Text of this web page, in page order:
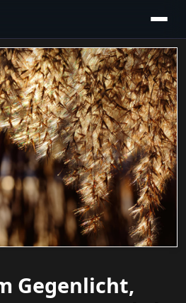
Gegenlicht,